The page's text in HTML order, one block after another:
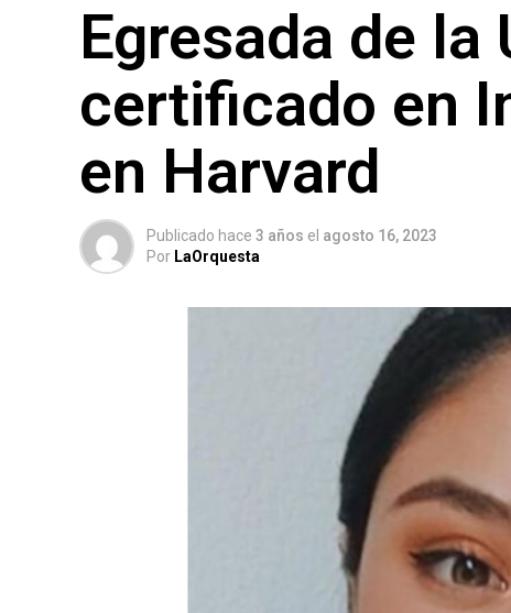
Egresada de la
certificado en
en Harvard
Publicado hace 3 años el agosto 16, 2023
Por LaOrquesta